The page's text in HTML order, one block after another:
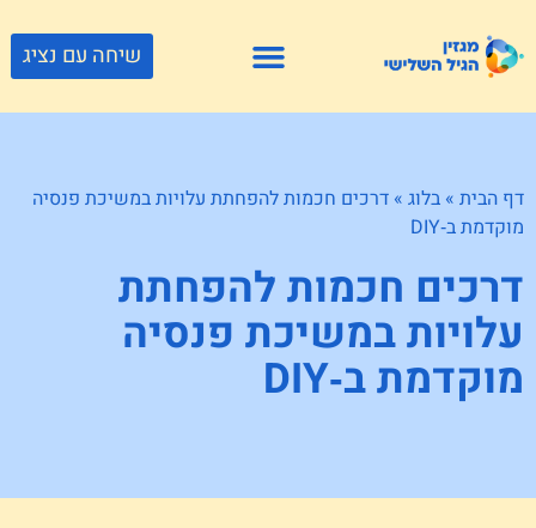
שיחה עם נציג
דף הבית » בלוג » דרכים חכמות להפחתת עלויות במשיכת פנסיה
מוקדמת ב‑DIY
דרכים חכמות להפחתת
עלויות במשיכת פנסיה
מוקדמת ב‑DIY